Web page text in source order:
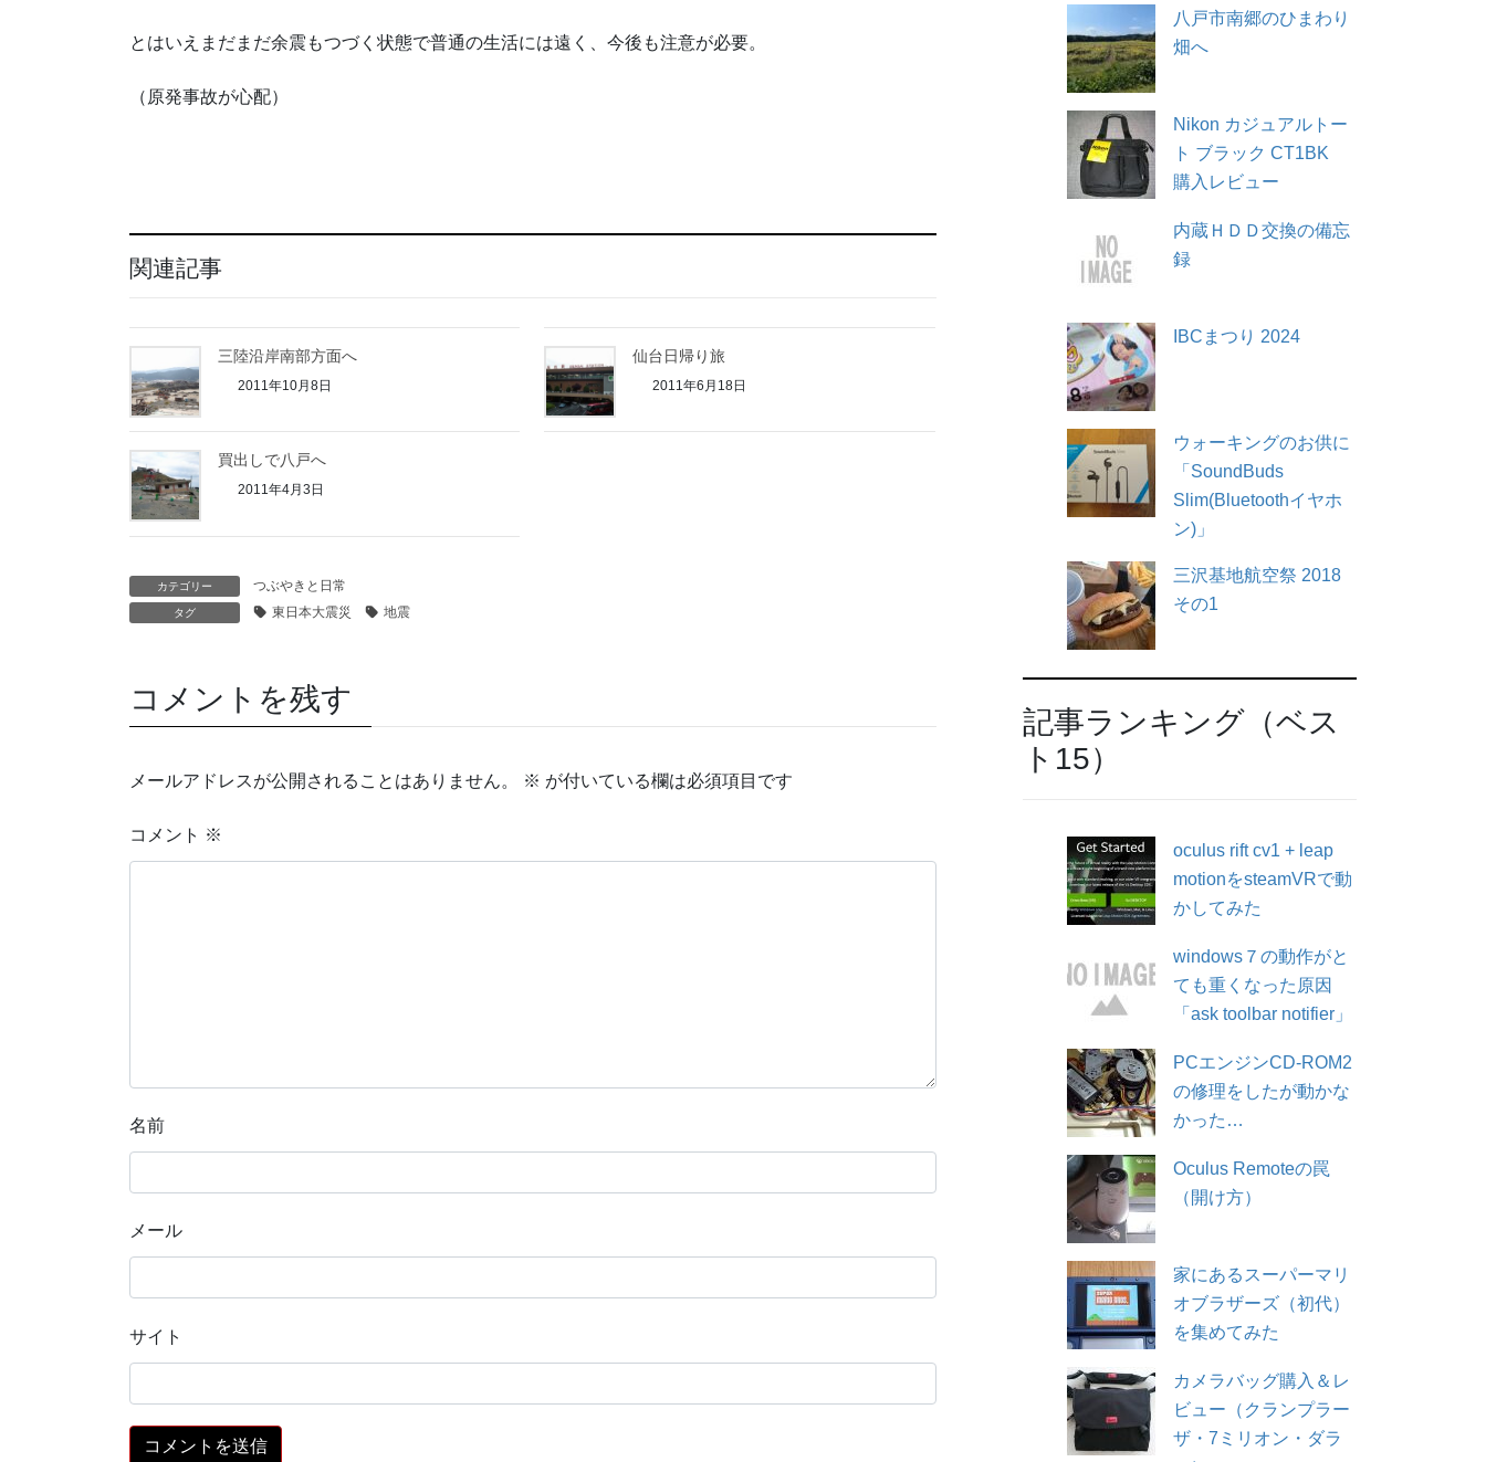
とはいえまだまだ余震もつづく状態で普通の生活には遠く、今後も注意が必要。
（原発事故が心配）
関連記事
三陸沿岸南部方面へ
2011年10月8日
仙台日帰り旅
2011年6月18日
買出しで八戸へ
2011年4月3日
カテゴリー つぶやきと日常
タグ 東日本大震災 地震
コメントを残す
メールアドレスが公開されることはありません。 ※ が付いている欄は必須項目です
コメント ※
名前
メール
サイト
八戸市南郷のひまわり
畑へ
Nikon カジュアルトー
ト ブラック CT1BK
購入レビュー
内蔵ＨＤＤ交換の備忘
録
IBCまつり 2024
ウォーキングのお供に
「SoundBuds
Slim(Bluetoothイヤホ
ン)」
三沢基地航空祭 2018
その1
記事ランキング（ベス
ト15）
oculus rift cv1 + leap
motionをsteamVRで動
かしてみた
windows７の動作がと
ても重くなった原因
「ask toolbar notifier」
PCエンジンCD-ROM2
の修理をしたが動かな
かった…
Oculus Remoteの罠
（開け方）
家にあるスーパーマリ
オブラザーズ（初代）
を集めてみた
カメラバッグ購入＆レ
ビュー（クランプラー
ザ・7ミリオン・ダラ